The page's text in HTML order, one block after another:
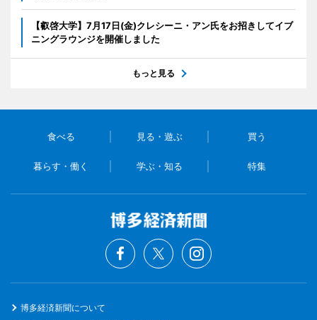
【叡啓大学】7月17日(金)クレシーニ・アン氏をお招きしてイブ
ニングラウンジを開催しました
もっと見る
食べる 見る・遊ぶ 買う
暮らす・働く 学ぶ・知る 特集
博多経済新聞について